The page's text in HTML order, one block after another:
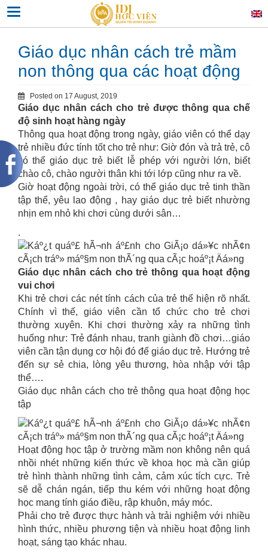
Skip
content
Toggle navigation
Giáo dục nhân cách trẻ mầm
non thông qua các hoạt động
Posted on 17 August, 2019
Giáo dục nhân cách cho trẻ được thông qua chế
độ sinh hoạt hàng ngày
Thông qua hoạt động trong ngày, giáo viên có thể dạy
trẻ nhiều đức tính tốt cho trẻ như: Giờ đón và trả trẻ, cô
có thể giáo dục trẻ biết lễ phép với người lớn, biết
chào cô, chào người thân khi tới lớp cũng như ra về.
Giờ hoạt động ngoài trời, có thể giáo dục trẻ tinh thần
tập thể, yêu lao động , hay giáo dục trẻ biết nhường
nhịn em nhỏ khi chơi cùng dưới sân…
.
Giáo dục nhân cách cho trẻ thông qua hoạt động
vui chơi
Khi trẻ chơi các nét tính cách của trẻ thể hiện rõ nhất.
Chính vì thế, giáo viên cần tổ chức cho trẻ chơi
thường xuyên. Khi chơi thường xảy ra những tình
huống như: Trẻ đánh nhau, tranh giành đồ chơi…giáo
viên cần tận dụng cơ hội đó để giáo dục trẻ. Hướng trẻ
đến sự sẻ chia, lòng yêu thương, hòa nhập với tập
thể….
Giáo dục nhân cách cho trẻ thông qua hoạt động học
tập
Hoạt động học tập ở trường mầm non không nên quá
nhồi nhét những kiến thức về khoa học mà cần giúp
trẻ hình thành những tình cảm, cảm xúc tích cực. Trẻ
sẽ dễ chán ngán, tiếp thu kém với những hoạt động
học mang tính giáo điều, rập khuôn, máy móc.
Phải cho trẻ được thực hành và trải nghiệm với nhiều
hình thức, nhiều phương tiện và nhiều hoạt động linh
hoạt, sáng tạo khác nhau.